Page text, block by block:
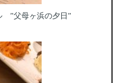
”父母ヶ浜の夕日”